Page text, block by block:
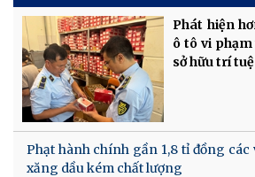
Phát hiện
ô tô vi
sở hữu trí tuệ
Phạt hành chính gần 1,8 tỉ đồng
xăng dầu kém chất lượng